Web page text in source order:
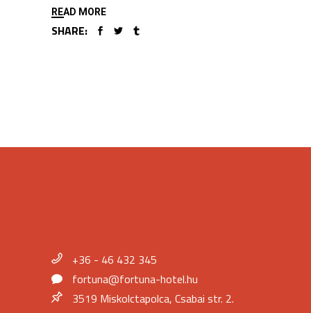
READ MORE
SHARE:
+36 - 46 432 345
fortuna@fortuna-hotel.hu
3519 Miskolctapolca, Csabai str. 2.